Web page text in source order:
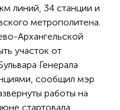
линий, 34 станции и
метрополитена.
Архангельской
участок от
Генерала
сообщил мэр
работы на
стартовала